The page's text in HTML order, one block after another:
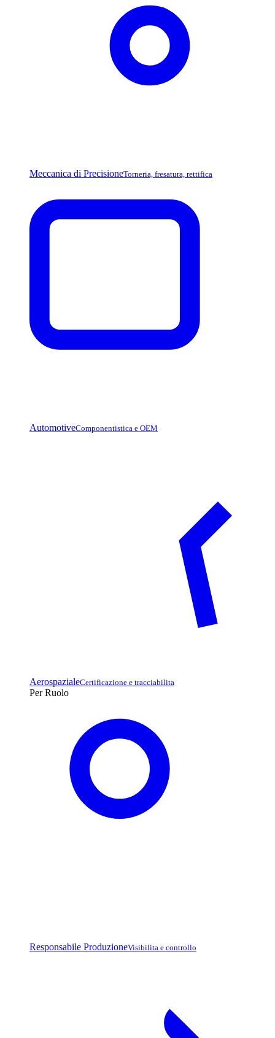
Meccanica di PrecisioneTorneria, fresatura, rettifica
AutomotiveComponentistica e OEM
AerospazialeCertificazione e tracciabilita
Per Ruolo
Responsabile ProduzioneVisibilita e controllo